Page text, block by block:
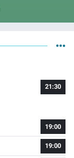
21:30
19:00
19:00